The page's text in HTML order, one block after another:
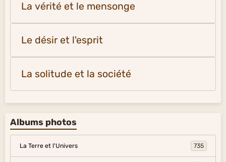
La vérité et le mensonge
Le désir et l'esprit
La solitude et la société
Albums photos
La Terre et l'Univers 735